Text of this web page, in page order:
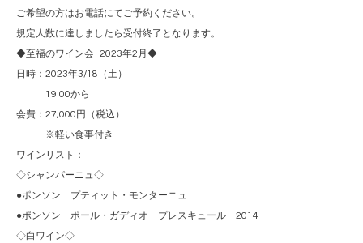
ご希望の方はお電話にてご予約ください。
規定人数に達しましたら受付終了となります。
◆至福のワイン会_2023年2月◆
日時：2023年3/18（土）
19:00から
会費：27,000円（税込）
※軽い食事付き
ワインリスト：
◇シャンパーニュ◇
●ポンソン プティット・モンターニュ
●ポンソン ポール・ガディオ プレスキュール 2014
◇白ワイン◇